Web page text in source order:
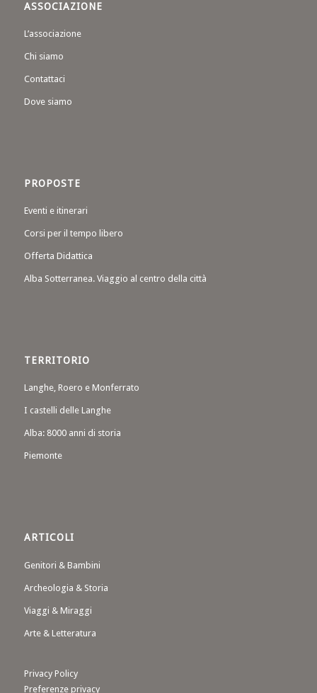
ASSOCIAZIONE
L’associazione
Chi siamo
Contattaci
Dove siamo
PROPOSTE
Eventi e itinerari
Corsi per il tempo libero
Offerta Didattica
Alba Sotterranea. Viaggio al centro della città
TERRITORIO
Langhe, Roero e Monferrato
I castelli delle Langhe
Alba: 8000 anni di storia
Piemonte
ARTICOLI
Genitori & Bambini
Archeologia & Storia
Viaggi & Miraggi
Arte & Letteratura
Privacy Policy
Preferenze privacy